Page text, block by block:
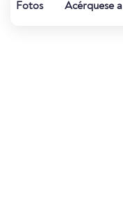
Fotos Acérquese a